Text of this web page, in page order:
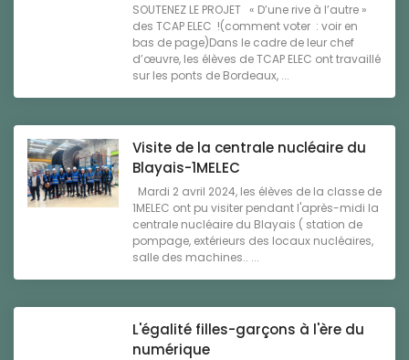
SOUTENEZ LE PROJET « D’une rive à l’autre »
des TCAP ELEC !(comment voter : voir en
bas de page)Dans le cadre de leur chef
d’œuvre, les élèves de TCAP ELEC ont travaillé
sur les ponts de Bordeaux, ...
Visite de la centrale nucléaire du
Blayais-1MELEC
Mardi 2 avril 2024, les élèves de la classe de
1MELEC ont pu visiter pendant l'après-midi la
centrale nucléaire du Blayais ( station de
pompage, extérieurs des locaux nucléaires,
salle des machines.. ...
L'égalité filles-garçons à l'ère du
numérique